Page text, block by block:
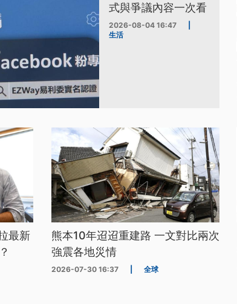
式與爭議內容一次看
2026-08-04 16:47
生活
最新
熊本10年迢迢重建路 一文對比兩次
強震各地災情
2026-07-30 16:37 全球